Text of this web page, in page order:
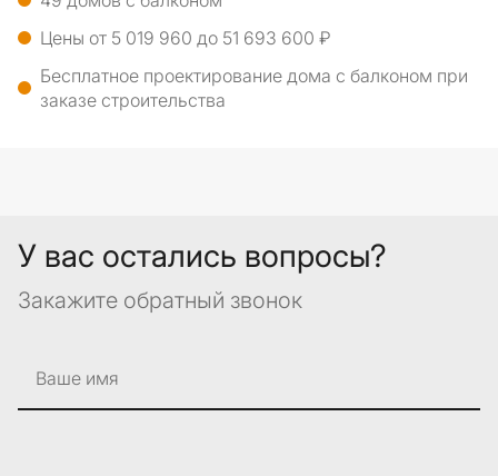
Цены от 5 019 960 до 51 693 600 ₽
Бесплатное проектирование дома с балконом при
заказе строительства
У вас остались вопросы?
Закажите обратный звонок
Ваше имя